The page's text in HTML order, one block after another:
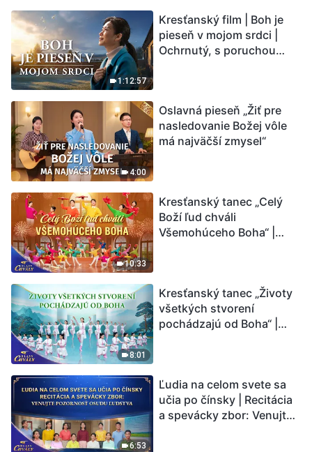
1:12:57
Kresťanský film | Boh je
pieseň v mojom srdci |
Ochrnutý, s poruchou
4:00
Oslavná pieseň „Žiť pre
nasledovanie Božej vôle
má najväčší zmysel“
10:33
Kresťanský tanec „Celý
Boží ľud chváli
Všemohúceho Boha“ |
8:01
Kresťanský tanec „Životy
všetkých stvorení
pochádzajú od Boha“ |
6:53
Ľudia na celom svete sa
učia po čínsky | Recitácia
a spevácky zbor: Venujte